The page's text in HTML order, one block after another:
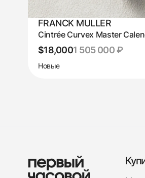
FRANCK MULLER
Cintrée Curvex Master
$18,0001 505 000 ₽
Новые